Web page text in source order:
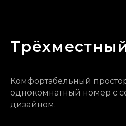
Комфортабельный
однокомнатный номер с
дизайном.